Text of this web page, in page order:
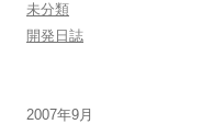
未分類
開発日誌
2007年9月